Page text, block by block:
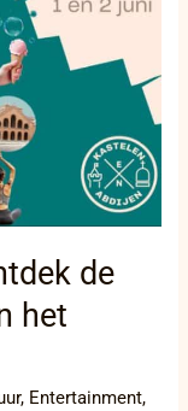
de
het
, Entertainment,